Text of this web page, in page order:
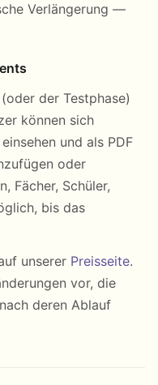
Verlängerung —
der Testphase)
können sich
und als PDF
oder
Fächer, Schüler,
bis das
unserer Preisseite.
vor, die
deren Ablauf